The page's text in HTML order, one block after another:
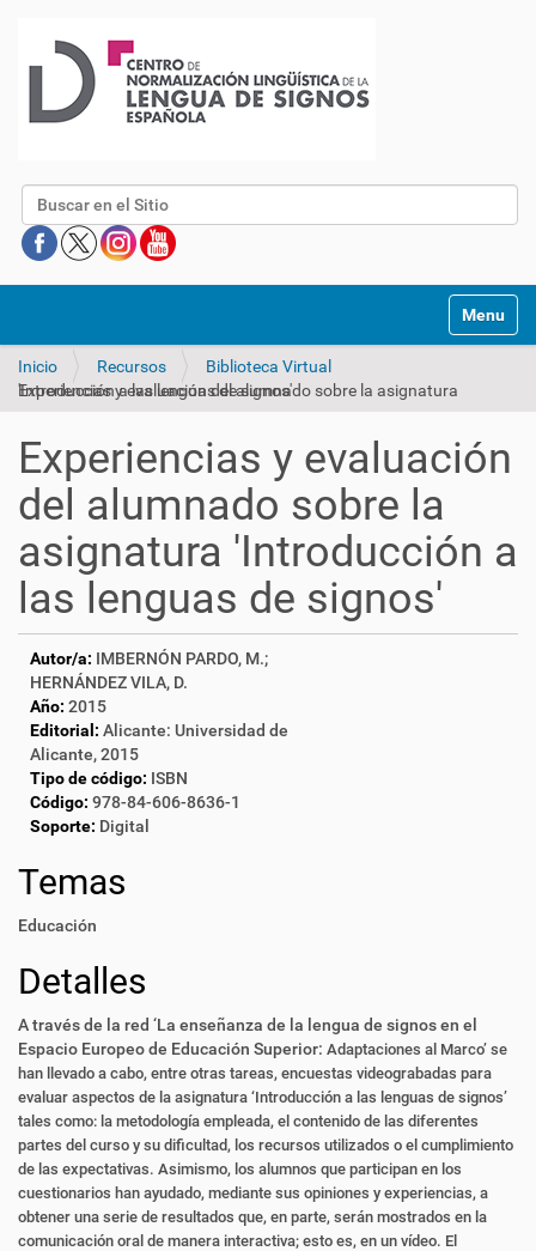
Buscar
Mostrar/
Inicio Recursos
Biblioteca Virtual
Experiencias y evaluación del alumnado sobre la asignatura 'Introducción a las lenguas de signos'
Experiencias y evaluación
del alumnado sobre la
asignatura 'Introducción a
las lenguas de signos'
Autor/a: IMBERNÓN PARDO, M.;
HERNÁNDEZ VILA, D.
Año: 2015
Editorial: Alicante: Universidad de
Alicante, 2015
Tipo de código: ISBN
Código: 978-84-606-8636-1
Soporte: Digital
Temas
Educación
Detalles
A través de la red ‘La enseñanza de la lengua de signos en el
Espacio Europeo de Educación Superior: Adaptaciones al Marco’ se
han llevado a cabo, entre otras tareas, encuestas videograbadas para
evaluar aspectos de la asignatura ‘Introducción a las lenguas de signos’
tales como: la metodología empleada, el contenido de las diferentes
partes del curso y su dificultad, los recursos utilizados o el cumplimiento
de las expectativas. Asimismo, los alumnos que participan en los
cuestionarios han ayudado, mediante sus opiniones y experiencias, a
obtener una serie de resultados que, en parte, serán mostrados en la
comunicación oral de manera interactiva; esto es, en un vídeo. El